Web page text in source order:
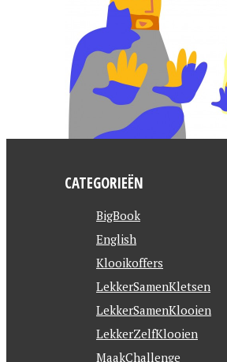
CATEGORIEËN
BigBook
English
Klooikoffers
LekkerSamenKletsen
LekkerSamenKlooien
LekkerZelfKlooien
MaakChallenge